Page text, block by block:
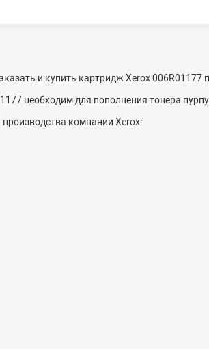
и купить картридж Xerox 006R01177
необходим для пополнения тонера
компании Xerox: